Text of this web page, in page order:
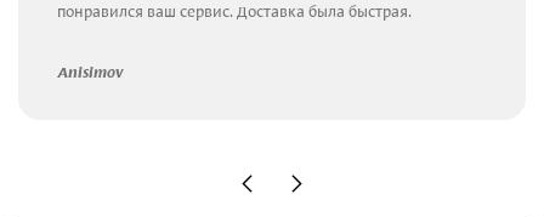
понравился ваш сервис. Доставка была быстрая.
Anisimov